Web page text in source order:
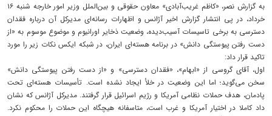
به گزارش نصر، «کاظم غریب‌آبادی» معاون حقوقی و بین‌الملل وزیر امور خارجه شنبه ۱۶
خرداد، در پی انتشار گزارش اخیر آژانس و اظهارات رسانه‌ای مدیرکل آن درباره فقدان
دسترسی به برخی تاسیسات آسیب‌دیده، وضعیت ذخایر اورانیوم و موضوع موسوم به «از
دست رفتن پیوستگی دانش» در برنامه هسته‌ای ایران، در شبکه ایکس نکات زیر را مورد
تاکید قرار داد:
اول، آقای گروسی از «ابهام»، «فقدان دسترسی» و «از دست رفتن پیوستگی دانش»
سخن می‌گوید؛ اما این وضعیت در خلأ ایجاد نشده است. تأسیسات هسته‌ای تحت
پادمان، هدف حملات نظامی آمریکا و رژیم اسرائیل قرار گرفتند. مدیرکل آژانس که نشان
داد کاملا در اختیار آمریکا و غرب است، متاسفانه هیچگاه این حملات را محکوم نکرد.